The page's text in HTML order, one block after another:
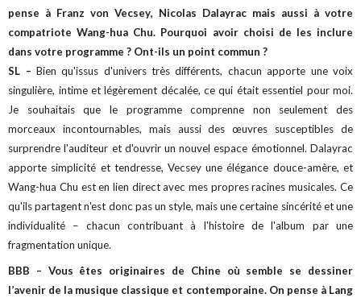
pense à Franz von Vecsey, Nicolas Dalayrac mais aussi à votre
compatriote Wang-hua Chu. Pourquoi avoir choisi de les inclure
dans votre programme ? Ont-ils un point commun ?
SL – Bien qu'issus d'univers très différents, chacun apporte une voix
singulière, intime et légèrement décalée, ce qui était essentiel pour moi.
Je souhaitais que le programme comprenne non seulement des
morceaux incontournables, mais aussi des œuvres susceptibles de
surprendre l'auditeur et d'ouvrir un nouvel espace émotionnel. Dalayrac
apporte simplicité et tendresse, Vecsey une élégance douce-amère, et
Wang-hua Chu est en lien direct avec mes propres racines musicales. Ce
qu'ils partagent n'est donc pas un style, mais une certaine sincérité et une
individualité – chacun contribuant à l'histoire de l'album par une
fragmentation unique.
BBB – Vous êtes originaires de Chine où semble se dessiner
l’avenir de la musique classique et contemporaine. On pense à Lang